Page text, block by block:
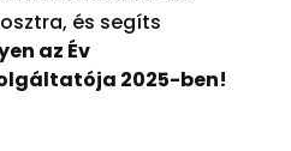
és segíts
az Év
2025-ben!